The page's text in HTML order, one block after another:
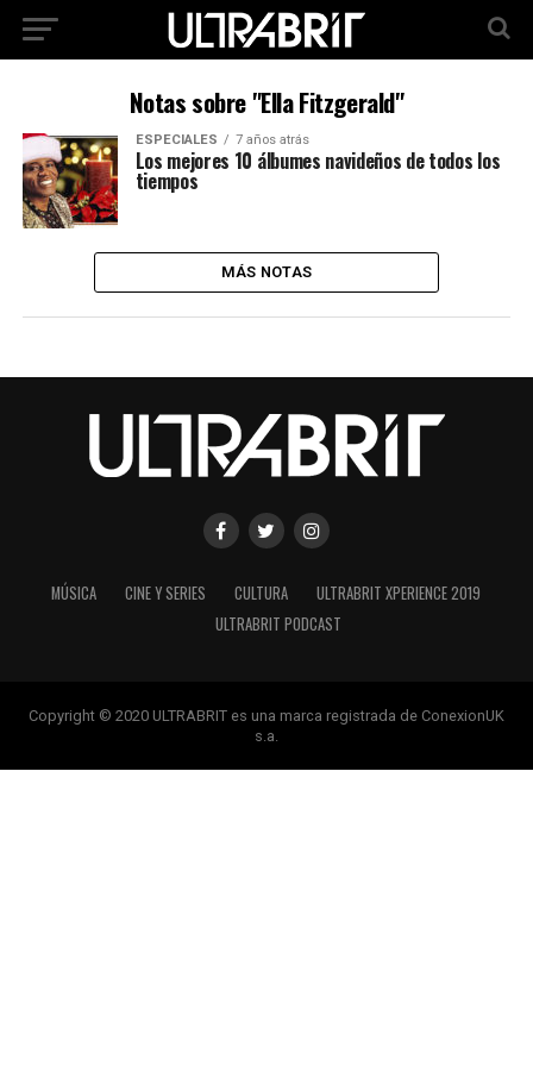
Notas sobre "Ella Fitzgerald"
ESPECIALES 7 años atrás
Los mejores 10 álbumes navideños de todos los
tiempos
MÁS NOTAS
MÚSICA CINE Y SERIES CULTURA
ULTRABRIT XPERIENCE 2019
ULTRABRIT PODCAST
Copyright © 2020 ULTRABRIT es una marca registrada de ConexionUK
s.a.